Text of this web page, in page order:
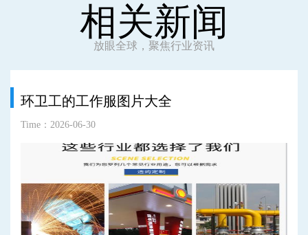
相关新闻
放眼全球，聚焦行业资讯
环卫工的工作服图片大全
Time：2026-06-30